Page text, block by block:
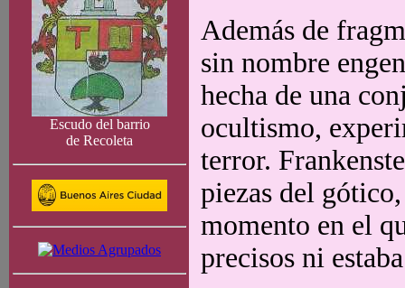
Escudo del barrio
de Recoleta
Además de
sin nombre
hecha de una
ocultismo,
terror.
piezas del
momento en el
precisos ni